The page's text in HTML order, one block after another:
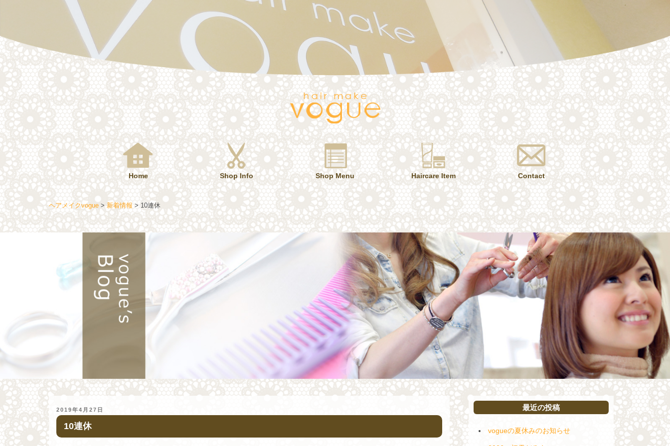
ツ
へ
ス
キ
プ
Home Shop Info Shop Menu Haircare Item Contact
ヘアメイクvogue>新着情報 > 10連休
投
稿
日:
2019年4月27日
10連休
最近の投稿
vogueの夏休みのお知らせ